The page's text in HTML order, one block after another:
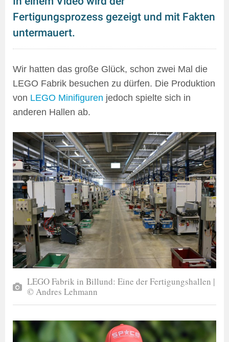
Fertigungsprozess gezeigt und mit Fakten
untermauert.
Wir hatten das große Glück, schon zwei Mal die
LEGO Fabrik besuchen zu dürfen. Die Produktion
von LEGO Minifiguren jedoch spielte sich in
anderen Hallen ab.
LEGO Fabrik in Billund: Eine der Fertigungshallen |
© Andres Lehmann